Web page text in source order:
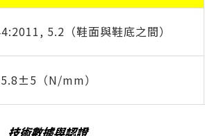
5.2（鞋面與鞋底之間）
（N/mm）